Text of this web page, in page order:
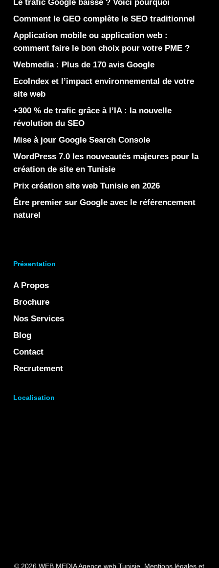
Le trafic Google baisse ? Voici pourquoi
Comment le GEO complète le SEO traditionnel
Application mobile ou application web :
comment faire le bon choix pour votre PME ?
Webmedia : Plus de 170 avis Google
EcoIndex et l’impact environnemental de votre
site web
+300 % de trafic grâce à l’IA : la nouvelle
révolution du SEO
Mise à jour Google Search Console
WordPress 7.0 les nouveautés majeures pour la
création de site en Tunisie
Prix création site web Tunisie en 2026
Être premier sur Google avec le référencement
naturel
Présentation
A Propos
Brochure
Nos Services
Blog
Contact
Recrutement
Localisation
© 2026 WEB MEDIA Agence web Tunisie. Mentions légales et